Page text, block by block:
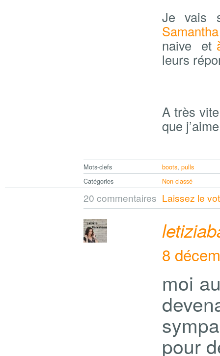
Je vais
Samantha
naive et
leurs
A très
que
Mots-clefs boots, pulls
Catégories
Non classé
20 commentaires Laissez le
8
moi
pour